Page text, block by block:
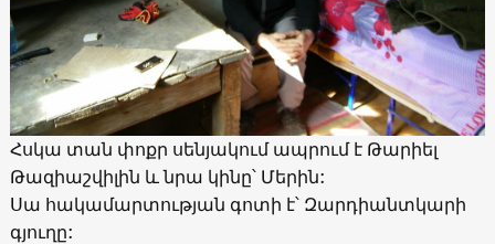
Հսկա տան փոքր սենյակում ապրում է Թարիել
Թազիաշվիլին և նրա կինը՝ Մերին:
Սա հակամարտության գոտի է՝ Զարդիանտկարի
գյուղը: